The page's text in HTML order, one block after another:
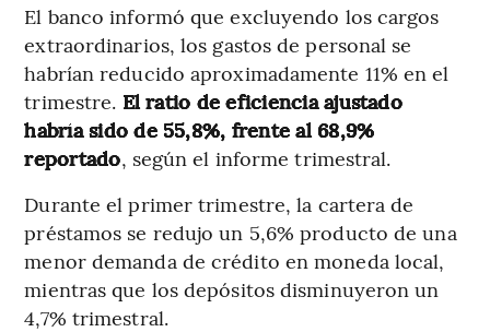
El banco informó que excluyendo los cargos
extraordinarios, los gastos de personal se
habrían reducido aproximadamente 11% en el
trimestre. El ratio de eficiencia ajustado
habría sido de 55,8%, frente al 68,9%
reportado, según el informe trimestral.
Durante el primer trimestre, la cartera de
préstamos se redujo un 5,6% producto de una
menor demanda de crédito en moneda local,
mientras que los depósitos disminuyeron un
4,7% trimestral.